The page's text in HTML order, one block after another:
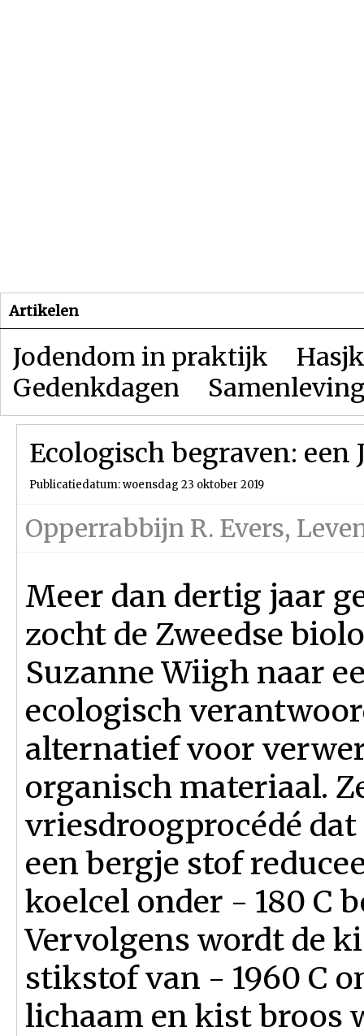
Artikelen
Jodendom in praktijk
Gedenkdagen
Ecologisch begraven: een
Publicatiedatum: woensdag 23 oktober 2019
Opperrabbijn R. Evers,
Meer dan dertig jaar
zocht de Zweedse
Suzanne Wiigh naar
ecologisch
alternatief voor
organisch materiaal.
vriesdroogprocédé
een bergje stof
koelcel onder - 180 C
Vervolgens wordt de
stikstof van - 1960 C
lichaam en kist broos